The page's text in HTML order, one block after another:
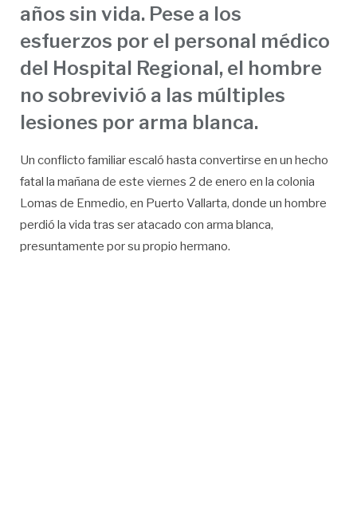
años sin vida. Pese a los
esfuerzos por el personal médico
del Hospital Regional, el hombre
no sobrevivió a las múltiples
lesiones por arma blanca.
Un conflicto familiar escaló hasta convertirse en un hecho
fatal la mañana de este viernes 2 de enero en la colonia
Lomas de Enmedio, en Puerto Vallarta, donde un hombre
perdió la vida tras ser atacado con arma blanca,
presuntamente por su propio hermano.